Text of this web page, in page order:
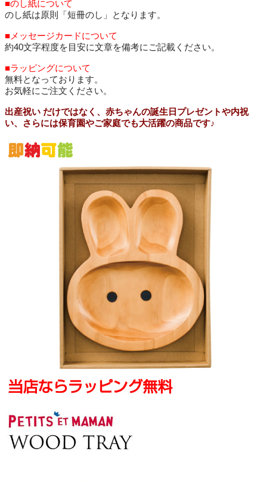
■のし紙について
のし紙は原則「短冊のし」となります。
■メッセージカードについて
約40文字程度を目安に文章を備考にご記載ください。
■ラッピングについて
無料となっております。
お気軽にご注文ください。
出産祝い だけではなく、赤ちゃんの誕生日プレゼントや内祝
い、さらには保育園やご家庭でも大活躍の商品です♪